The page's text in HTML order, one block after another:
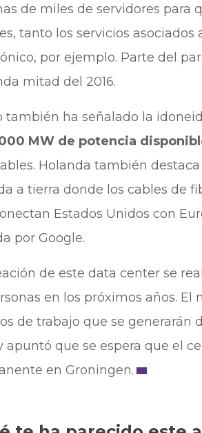
de miles de servidores para
tanto los servicios
por ejemplo. Parte del
mitad del 2016.
también ha señalado la
MW de potencia
Holanda también
a tierra donde los cables de
Estados Unidos con
por Google.
de este data center se
en los próximos años.
de trabajo que se generarán
apuntó que se espera que el
en Groningen.